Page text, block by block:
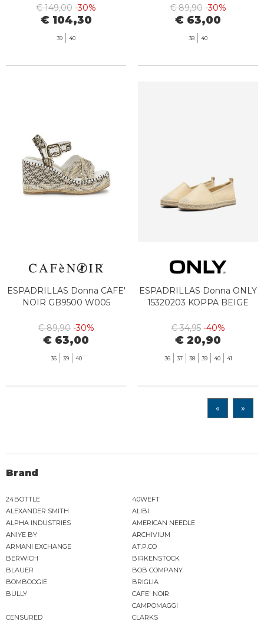
€ 149,00 -30%
€ 104,30
39 40
€ 89,90 -30%
€ 63,00
38 40
ESPADRILLAS Donna CAFE'
NOIR GB9500 W005
€ 89,90 -30%
€ 63,00
36 39 40
ESPADRILLAS Donna ONLY
15320203 KOPPA BEIGE
€ 34,95 -40%
€ 20,90
36 37 38 39 40 41
« »
Brand
24BOTTLE
40WEFT
ALEXANDER SMITH
ALIBI
ALPHA INDUSTRIES
AMERICAN NEEDLE
ANIYE BY
ARCHIVIUM
ARMANI EXCHANGE
AT.P.CO
BERWICH
BIRKENSTOCK
BLAUER
BOB COMPANY
BOMBOOGIE
BRIGLIA
BULLY
CAFE' NOIR
CAMPOMAGGI
CENSURED
CLARKS